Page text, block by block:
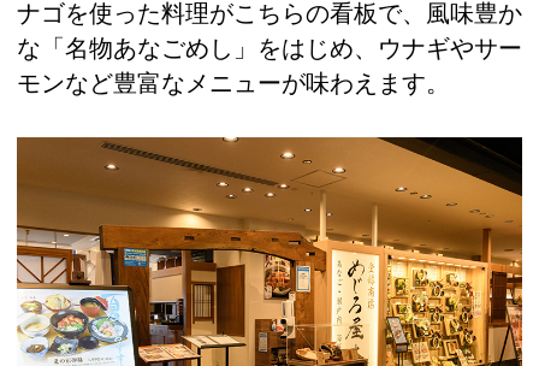
ナゴを使った料理がこちらの看板で、風味豊か
な「名物あなごめし」をはじめ、ウナギやサー
モンなど豊富なメニューが味わえます。